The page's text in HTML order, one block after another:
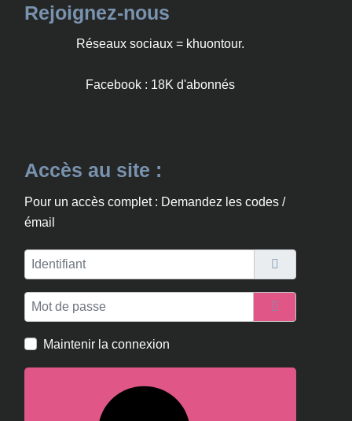
Rejoignez-nous
Réseaux sociaux = khuontour.
Facebook : 18K d'abonnés
Accès au site :
Pour un accès complet : Demandez les codes /
émail
Identifiant
Mot de passe
Afficher le
Maintenir la connexion